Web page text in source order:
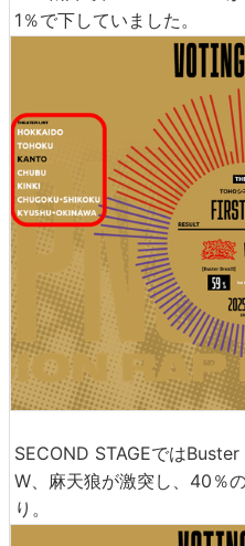
1％で下していました。
SECOND STAGEでは
W、麻天狼が激突し、40％
り。